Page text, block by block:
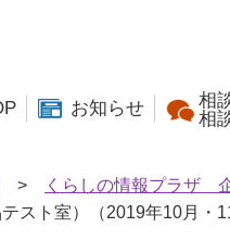
お知らせ
相
相
> くらしの情報プラザ
スト室）（2019年10月・